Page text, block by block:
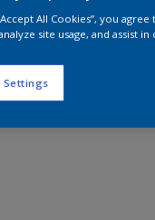
All Cookies”, you
site usage, and assist
Settings